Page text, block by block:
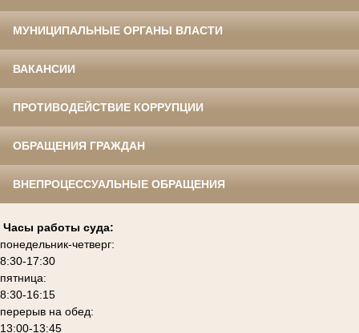
МУНИЦИПАЛЬНЫЕ ОРГАНЫ ВЛАСТИ
ВАКАНСИИ
ПРОТИВОДЕЙСТВИЕ КОРРУПЦИИ
ОБРАЩЕНИЯ ГРАЖДАН
ВНЕПРОЦЕССУАЛЬНЫЕ ОБРАЩЕНИЯ
Часы работы суда:
понедельник-четверг:
8:30-17:30
пятница:
8:30-16:15
перерыв на обед:
13:00-13:45